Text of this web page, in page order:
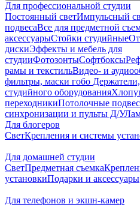
Для профессиональной студии
Постоянный светИмпульсный
подвесаВсе для предметной
аксессуарыСтойки студийные
дискиЭффекты и мебель для
студииФотозонтыСофтбоксы
рамы и текстильВидео- и
фильтры, маски гобо
студийного оборудования
переходникиПотолочные
синхронизации и пульты Д/У
Для блогеров
СветКрепления и системы
Для домашней студии
СветПредметная съемка
установкиПодарки и аксессуары
Для телефонов и экшн-камер